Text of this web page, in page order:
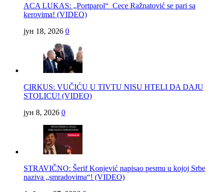
ACA LUKAS: „Portparol“ Cece Ražnatović se pari sa
kerovima! (VIDEO)
јун 18, 2026 0
CIRKUS: VUČIĆU U TIVTU NISU HTELI DA DAJU
STOLICU! (VIDEO)
јун 8, 2026 0
STRAVIČNO: Šerif Konjević napisao pesmu u kojoj Srbe
naziva „smradovima“! (VIDEO)